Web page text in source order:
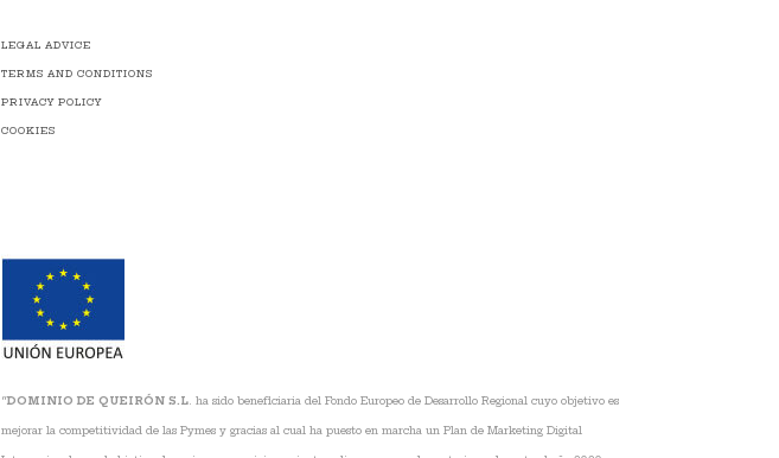
LEGAL ADVICE
TERMS AND CONDITIONS
PRIVACY POLICY
COOKIES
“DOMINIO DE QUEIRÓN S.L. ha sido beneficiaria del Fondo Europeo de Desarrollo Regional cuyo objetivo es
mejorar la competitividad de las Pymes y gracias al cual ha puesto en marcha un Plan de Marketing Digital